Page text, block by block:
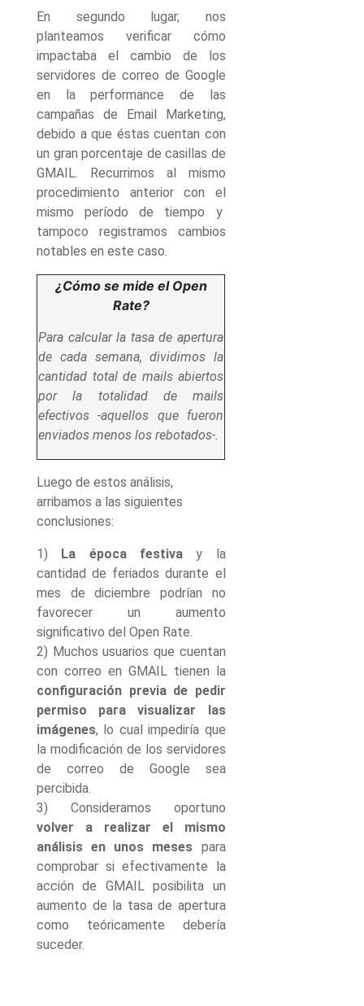
En segundo lugar, nos
planteamos verificar cómo
impactaba el cambio de los
servidores de correo de Google
en la performance de las
campañas de Email Marketing,
debido a que éstas cuentan con
un gran porcentaje de casillas de
GMAIL. Recurrimos al mismo
procedimiento anterior con el
mismo período de tiempo y
tampoco registramos cambios
notables en este caso.
¿Cómo se mide el Open
Rate?
Para calcular la tasa de apertura
de cada semana, dividimos la
cantidad total de mails abiertos
por la totalidad de mails
efectivos -aquellos que fueron
enviados menos los rebotados-.
Luego de estos análisis,
arribamos a las siguientes
conclusiones:
1) La época festivay la
cantidad de feriados durante el
mes de diciembre podrían no
favorecer un aumento
significativo del Open Rate.
2) Muchos usuarios que cuentan
con correo en GMAIL tienen la
configuración previa de pedir
permiso para visualizar las
imágenes, lo cual impediría que
la modificación de los servidores
de correo de Google sea
percibida.
3) Consideramos oportuno
volver a realizar el mismo
análisis en unos meses para
comprobar si efectivamente la
acción de GMAIL posibilita un
aumento de la tasa de apertura
como teóricamente debería
suceder.